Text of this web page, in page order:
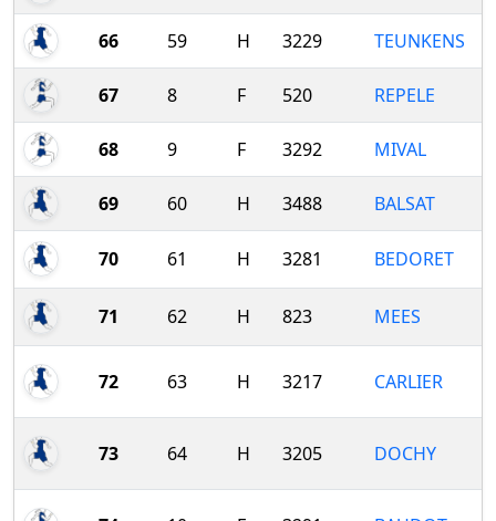
66 59 H 3229 TEUNKENS
67 8 F 520 REPELE
68 9 F 3292 MIVAL
69 60 H 3488 BALSAT
70 61 H 3281 BEDORET
71 62 H 823 MEES
72 63 H 3217 CARLIER
73 64 H 3205 DOCHY